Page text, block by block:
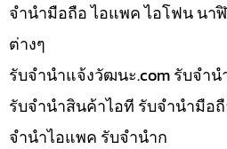
จำนำมือถือ ไอแพค ไอโฟน นา
ต่างๆ
รับจํานําแจ้งวัฒนะ.com รับจำน
รับจำนำสินค้าไอที รับจำนำมือ
จำนำไอแพค รับจำนำก